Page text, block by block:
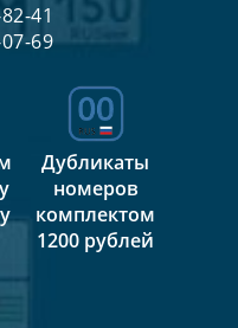
41
69
Дубликаты
номеров
комплектом
1200 рублей